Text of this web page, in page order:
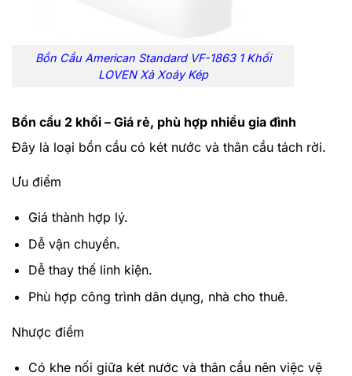
Bồn Cầu American Standard VF-1863 1 Khối
LOVEN Xả Xoáy Kép
Bồn cầu 2 khối – Giá rẻ, phù hợp nhiều gia đình
Đây là loại bồn cầu có két nước và thân cầu tách rời.
Ưu điểm
Giá thành hợp lý.
Dễ vận chuyển.
Dễ thay thế linh kiện.
Phù hợp công trình dân dụng, nhà cho thuê.
Nhược điểm
Có khe nối giữa két nước và thân cầu nên việc vệ